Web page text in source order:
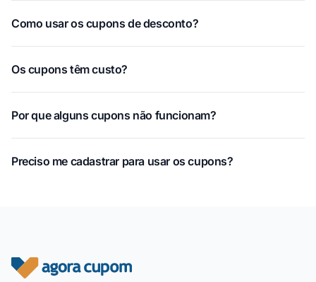
Como usar os cupons de desconto?
Os cupons têm custo?
Por que alguns cupons não funcionam?
Preciso me cadastrar para usar os cupons?
Rodapé do site